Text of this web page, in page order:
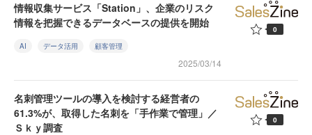
情報収集サービス「Station」、企業のリスク
情報を把握できるデータベースの提供を開始
AI データ活用 顧客管理
2025/03/14
0
名刺管理ツールの導入を検討する経営者の
61.3%が、取得した名刺を「手作業で管理」／
Ｓｋｙ調査
0